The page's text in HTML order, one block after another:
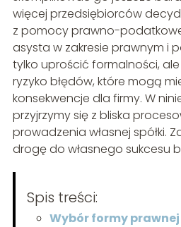
więcej przedsiębiorców
z pomocy prawno-
asysta w zakresie prawnym i
tylko uprościć formalności,
ryzyko błędów, które mogą
konsekwencje dla firmy. W
przyjrzymy się z bliska
prowadzenia własnej spółki.
drogę do własnego sukcesu
Spis treści:
Wybór formy prawnej